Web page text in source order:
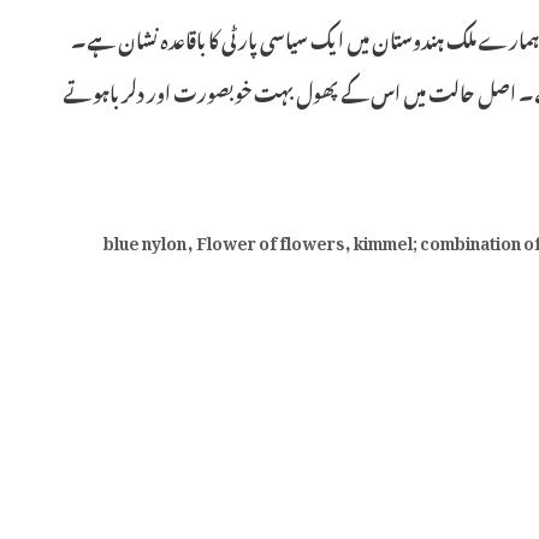
ملک ہندوستان میں ایک سیاسی پارٹی کا باقاعدہ نشان ہے۔
اصل حالت میں اس کے پھول بہت خوبصورت اور دلرباہوتے
blue nylon,Flower of flowers,kimmel; combination